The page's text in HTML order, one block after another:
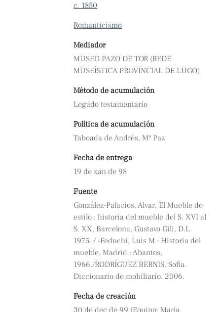
c. 1850
Romanticismo
Mediador
MUSEO PAZO DE TOR (REDE
MUSEÍSTICA PROVINCIAL DE LUGO)
Método de acumulación
Legado testamentario
Política de acumulación
Taboada de Andrés, Mª Paz
Fecha de entrega
19 de xan de 98
Fuente
González-Palacios, Alvar, El Mueble de
estilo : historia del mueble del S. XVI al
S. XX, Barcelona, Gustavo Gili, D.L.
1975. / -Feduchi, Luis M.: Historia del
mueble, Madrid : Abantos,
1966./RODRÍGUEZ BERNIS, Sofía.
Diccionario de mobiliario. 2006.
Fecha de creación
30 de dec de 99 (Equipo: María